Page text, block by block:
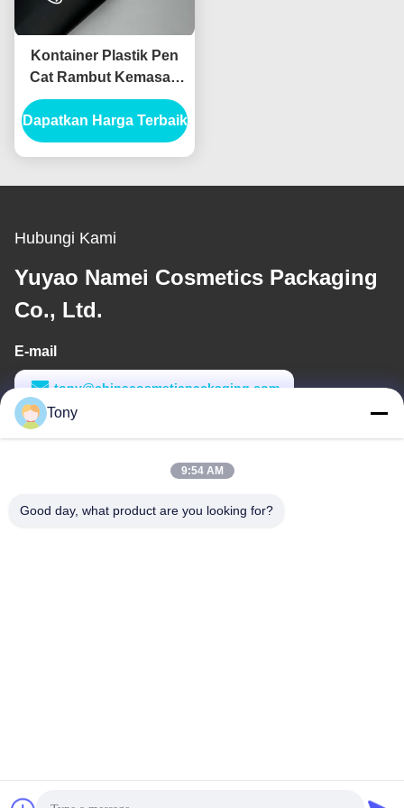
Kontainer Plastik Pen
Cat Rambut Kemasan
dengan Rotating Hair
Stick dan Desain Logo
Khusus
Dapatkan Harga Terbaik
Hubungi Kami
Yuyao Namei Cosmetics Packaging
Co., Ltd.
E-mail
tony@chinacosmeticpackaging.com
Waktu Kerja
Tony
9:54 AM
Good day, what product are you looking for?